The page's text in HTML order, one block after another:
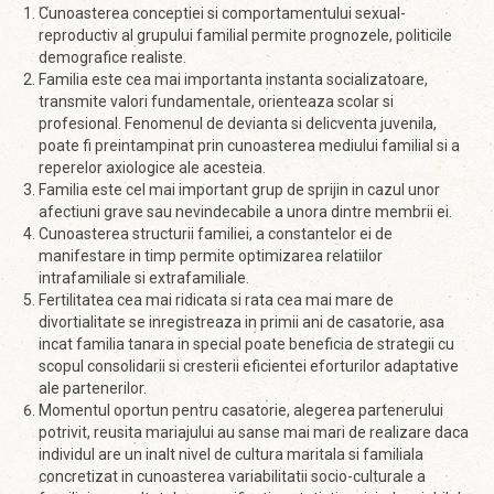
Cunoasterea conceptiei si comportamentului sexual-
reproductiv al grupului familial permite prognozele, politicile
demografice realiste.
Familia este cea mai importanta instanta socializatoare,
transmite valori fundamentale, orienteaza scolar si
profesional. Fenomenul de devianta si delicventa juvenila,
poate fi preintampinat prin cunoasterea mediului familial si a
reperelor axiologice ale acesteia.
Familia este cel mai important grup de sprijin in cazul unor
afectiuni grave sau nevindecabile a unora dintre membrii ei.
Cunoasterea structurii familiei, a constantelor ei de
manifestare in timp permite optimizarea relatiilor
intrafamiliale si extrafamiliale.
Fertilitatea cea mai ridicata si rata cea mai mare de
divortialitate se inregistreaza in primii ani de casatorie, asa
incat familia tanara in special poate beneficia de strategii cu
scopul consolidarii si cresterii eficientei eforturilor adaptative
ale partenerilor.
Momentul oportun pentru casatorie, alegerea partenerului
potrivit, reusita mariajului au sanse mai mari de realizare daca
individul are un inalt nivel de cultura maritala si familiala
concretizat in cunoasterea variabilitatii socio-culturale a